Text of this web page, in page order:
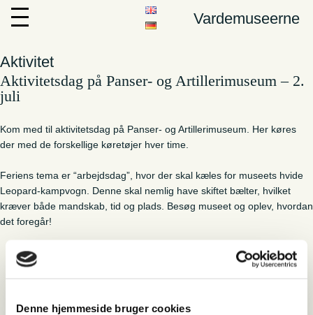
Denne hjemmeside bruger cookies
Vardemuseerne
Aktivitet
Aktivitetsdag på Panser- og Artillerimuseum – 2.
juli
Kom med til aktivitetsdag på Panser- og Artillerimuseum. Her køres
der med de forskellige køretøjer hver time.
Feriens tema er “arbejdsdag”, hvor der skal kæles for museets hvide
Leopard-kampvogn. Denne skal nemlig have skiftet bælter, hvilket
kræver både mandskab, tid og plads. Besøg museet og oplev, hvordan
det foregår!